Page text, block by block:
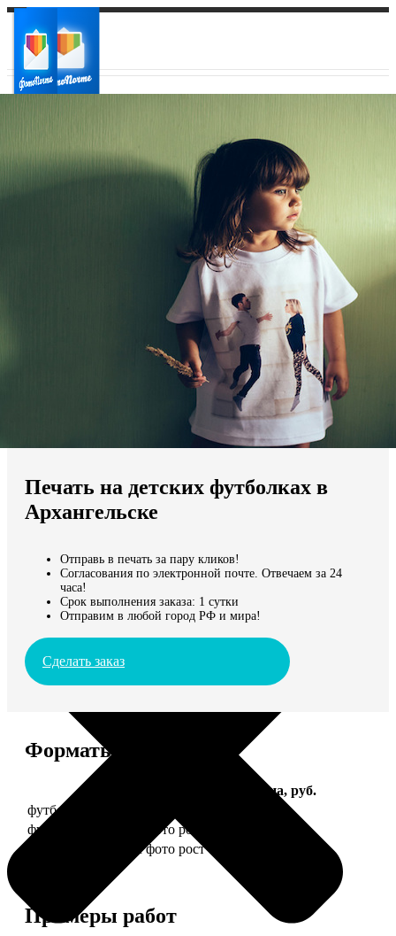
Ваш город:
Мы доставляем по всему миру
Продолжить без города
Печать на детских футболках в
Архангельске
Отправь в печать за пару кликов!
Согласования по электронной почте. Отвечаем за 24
часа!
Срок выполнения заказа: 1 сутки
Отправим в любой город РФ и мира!
Сделать заказ
Форматы и цены
Цена, руб.
футболка детская с фото рост 118 см
футболка детская с фото рост 128 см
футболка детская с фото рост 134 см
Примеры работ